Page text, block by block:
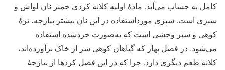
کامل به حساب می‌آید. مادۀ اولیه کلانه کردی خمیر نان لواش و
سبزی است. سبزی مورداستفاده در این نان بیشتر پیازچه، ترۀ
کوهی و سیر وحشی است که به‌صورت خردشده استفاده
می‌شود. در فصل بهار که گیاهان کوهی سر از خاک برآورده‌اند،
کلانه طعم دیگری دارد. چرا که در این فصل کردها از پیازچۀ